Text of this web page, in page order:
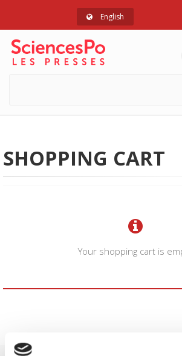
English
SHOPPING CART
Your shopping cart is